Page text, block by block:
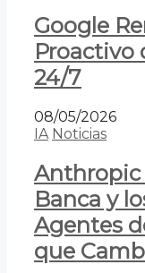
Google
Proactivo
24/7
08/05/2026
IA Noticias
Anthropic
Banca y
Agentes
que